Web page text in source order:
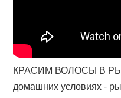
КРАСИМ ВОЛОСЫ В
домашних условиях -